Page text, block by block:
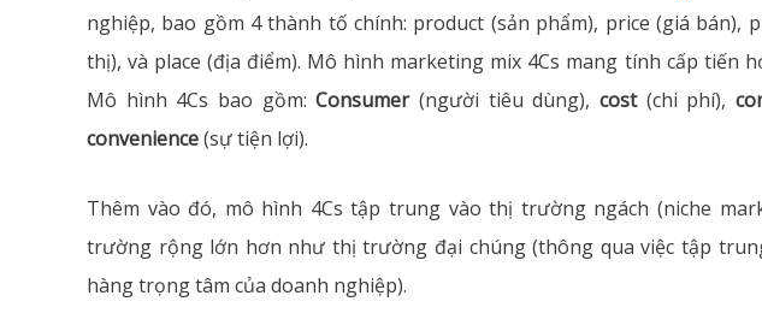
nghiệp, bao gồm 4 thành tố chính: product (sản phẩm), price (giá bán),
thị), và place (địa điểm). Mô hình marketing mix 4Cs mang tính cấp tiến
Mô hình 4Cs bao gồm:Consumer(người tiêu dùng),cost(chi phí),
convenience(sự tiện lợi).
Thêm vào đó, mô hình 4Cs tập trung vào thị trường ngách (niche
trường rộng lớn hơn như thị trường đại chúng (thông qua việc tập
hàng trọng tâm của doanh nghiệp).